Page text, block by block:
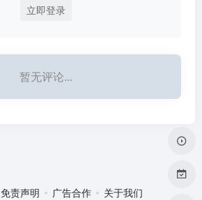
立即登录
暂无评论...
免责声明 广告合作 关于我们